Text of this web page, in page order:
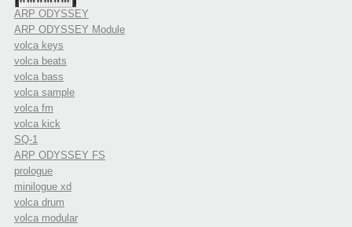
ARP ODYSSEY
ARP ODYSSEY Module
volca keys
volca beats
volca bass
volca sample
volca fm
volca kick
SQ-1
ARP ODYSSEY FS
prologue
minilogue xd
volca drum
volca modular